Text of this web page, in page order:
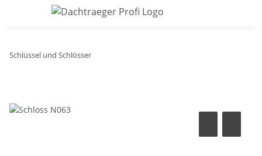
Schlüssel und Schlösser